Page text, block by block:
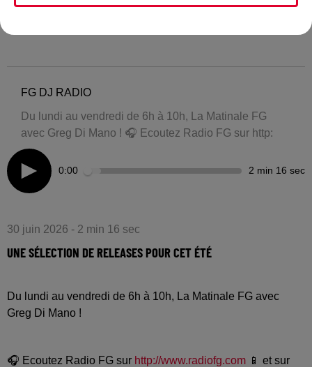
FG DJ RADIO
Du lundi au vendredi de 6h à 10h, La Matinale FG
avec Greg Di Mano ! 🎧 Ecoutez Radio FG sur http:
0:00 2 min 16 sec
30 juin 2026 - 2 min 16 sec
UNE SÉLECTION DE RELEASES POUR CET ÉTÉ
Du lundi au vendredi de 6h à 10h, La Matinale FG avec
Greg Di Mano !
🎧 Ecoutez Radio FG sur http://www.radiofg.com 📱 et sur